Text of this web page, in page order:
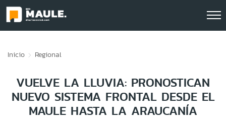
Inicio Regional
VUELVE LA LLUVIA: PRONOSTICAN
NUEVO SISTEMA FRONTAL DESDE EL
MAULE HASTA LA ARAUCANÍA